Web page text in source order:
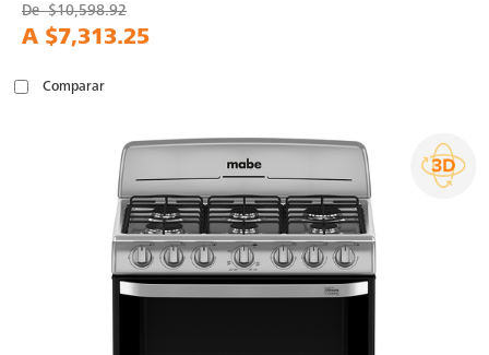
De$10,598.92
A $7,313.25
Comparar